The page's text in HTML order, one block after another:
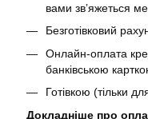
вами звʼяжеться
Безготівковий
Онлайн-оплата
банківською
Готівкою (тільки
Докладніше про